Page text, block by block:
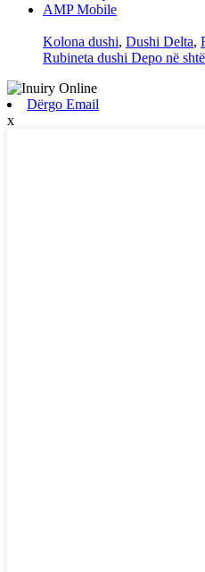
AMP Mobile
Kolona dushi, Dushi Delta,
Rubineta dushi Depo në
Dërgo Email
x